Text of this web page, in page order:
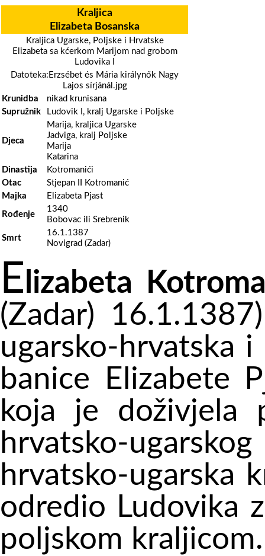
Kraljica
Elizabeta Bosanska
Kraljica Ugarske, Poljske i Hrvatske
Elizabeta sa kćerkom Marijom nad grobom
Ludovika I
Datoteka:Erzsébet és Mária királynők Nagy
Lajos sírjánál.jpg
Krunidba
nikad krunisana
Supružnik
Ludovik I, kralj Ugarske i Poljske
Djeca
Marija, kraljica Ugarske
Jadviga, kralj Poljske
Marija
Katarina
Dinastija
Kotromanići
Otac
Stjepan II Kotromanić
Majka
Elizabeta Pjast
Rođenje
1340
Bobovac ili Srebrenik
Smrt
16.1.1387
Novigrad (Zadar)
E lizabeta
(Zadar)
ugarsko-hrvatska
banice Elizabete
koja je doživjela
hrvatsko-
hrvatsko-ugarska
odredio Ludovika
poljskom kraljicom.